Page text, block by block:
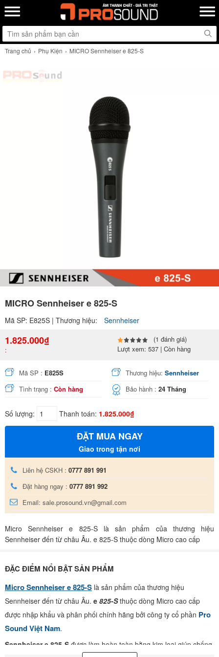
Trang chủ Phụ Kiện MICRO Sennheiser e 825-S
MICRO Sennheiser e 825-S
Mã SP: E825S | Thương hiệu: Sennheiser
1.825.000₫
:
(1 đánh giá)
Lượt xem: 537 | Còn hàng
Mã SP : E825S Thương hiệu:Sennheiser
Tình trạng : Còn hàng Bảo hành :24 Tháng
Số lượng: Thanh toán: 1.825.000₫
ĐẶT MUA NGAY
Giao trong tận nơi
Liên hệ CSKH : 0777 891 991
Đặt hàng ngay : 0777 891 992
Email: sale.prosound.vn@gmail.com
Micro Sennheiser e 825-S là sản phẩm của thương hiệu
Sennheiser đến từ châu Âu. e 825-S thuộc dòng Micro cao cấp
ĐẶC ĐIỂM NỔI BẬT SẢN PHẨM
Micro Sennheiser e 825-S là sản phẩm của thương hiệu
Sennheiser đến từ châu Âu. e 825-Sthuộc dòng Micro cao cấp
được nhập khẩu và phân phối chính hãng bởi công ty cổ phần Pro
Sound Việt Nam.
Sennheiser e 825-S được làm hoàn toàn bằng kim loại giúp chống